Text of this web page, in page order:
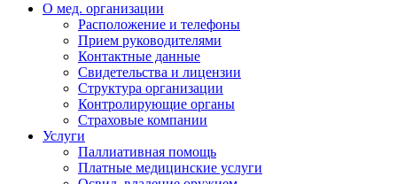
О мед. организации
Расположение и телефоны
Прием руководителями
Контактные данные
Свидетельства и лицензии
Структура организации
Контролирующие органы
Страховые компании
Услуги
Паллиативная помощь
Платные медицинские услуги